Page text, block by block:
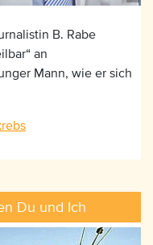
B. Rabe
an
Mann, wie er sich
Du und Ich